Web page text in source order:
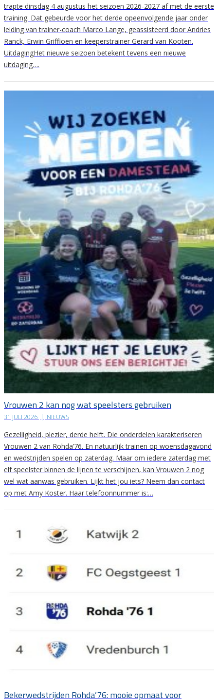
trapte dinsdag 4 augustus het seizoen 2026-2027 af met de eerste
training. Dat gebeurde voor het derde opeenvolgende jaar onder
leiding van trainer-coach Marco Lange, geassisteerd door Andries
Ranck, Erwin Griffioen en keeperstrainer Gerard van Kooten.
UitdagingHet nieuwe seizoen betekent tevens een nieuwe
uitdaging….
Vrouwen 2 kan nog wat speelsters gebruiken
31 JULI 2026 | NIEUWS
Gezelligheid, plezier, derde helft. Die onderdelen karakteriseren
Vrouwen 2 van Rohda’76. En natuurlijk trainen op woensdagavond
en wedstrijden spelen op zaterdag. Maar om iedere zaterdag met
elf speelster binnen de lijnen te verschijnen, kan Vrouwen 2 nog
wel wat aanwas gebruiken. Lijkt het jou iets? Neem dan contact
op met Amy Koster. Haar telefoonnummer is:…
Bekerwedstrijden Rohda’76: mooie opmaat voor